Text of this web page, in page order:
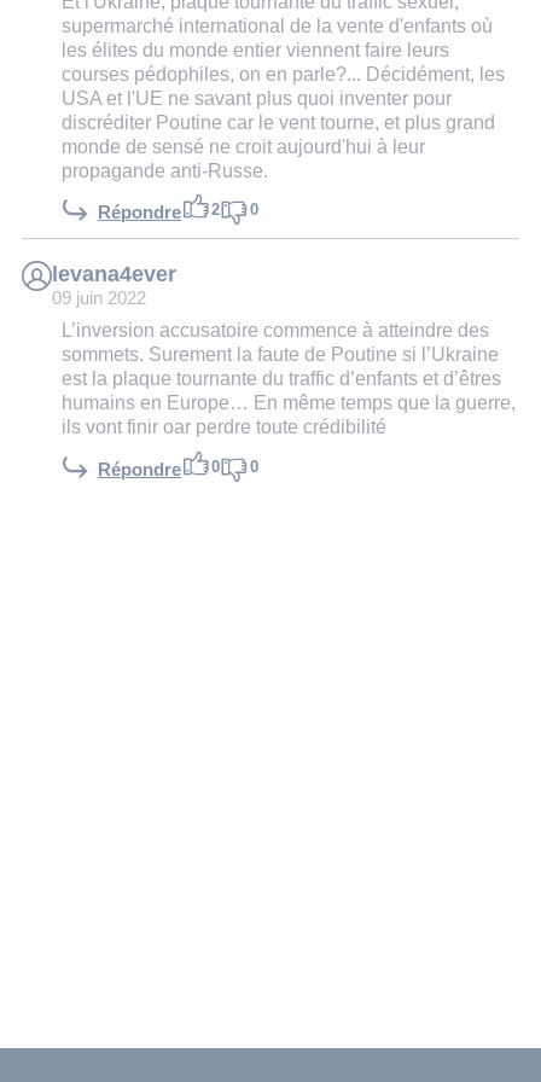
supermarché international de la vente d'enfants où
les élites du monde entier viennent faire leurs
courses pédophiles, on en parle?... Décidément, les
USA et l'UE ne savant plus quoi inventer pour
discréditer Poutine car le vent tourne, et plus grand
monde de sensé ne croit aujourd'hui à leur
propagande anti-Russe.
Répondre 2 0
levana4ever
09 juin 2022
L’inversion accusatoire commence à atteindre des
sommets. Surement la faute de Poutine si l’Ukraine
est la plaque tournante du traffic d’enfants et d’êtres
humains en Europe… En même temps que la guerre,
ils vont finir oar perdre toute crédibilité
Répondre 0 0